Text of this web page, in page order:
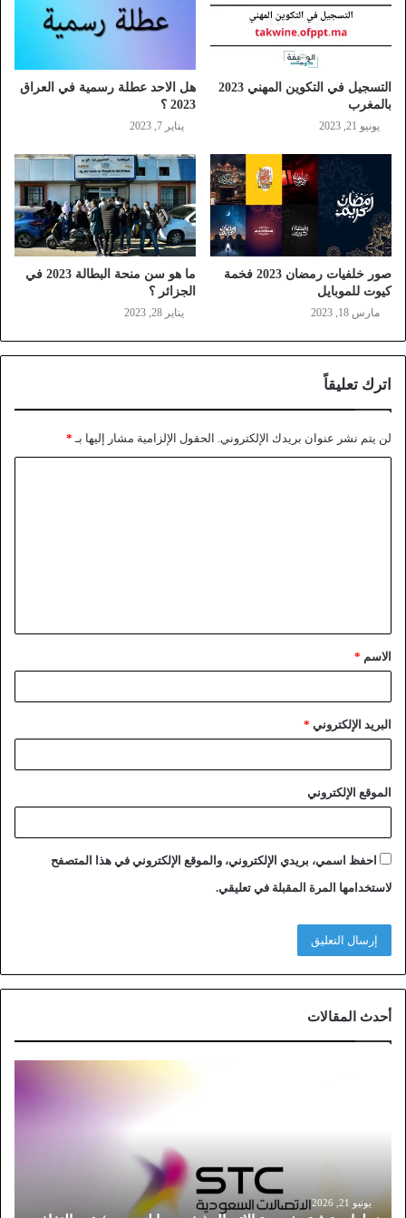
التسجيل في التكوين المهني 2023
بالمغرب
يونيو 21, 2023
هل الاحد عطلة رسمية في العراق
2023 ؟
يناير 7, 2023
صور خلفيات رمضان 2023 فخمة
كيوت للموبايل
مارس 18, 2023
ما هو سن منحة البطالة 2023 في
الجزائر ؟
يناير 28, 2023
اترك تعليقاً
لن يتم نشر عنوان بريدك الإلكتروني. الحقول الإلزامية مشار إليها بـ *
الاسم *
البريد الإلكتروني *
الموقع الإلكتروني
احفظ اسمي، بريدي الإلكتروني، والموقع الإلكتروني في هذا المتصفح
لاستخدامها المرة المقبلة في تعليقي.
أحدث المقالات
ث
يونيو 21, 2026